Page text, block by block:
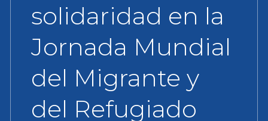
solidaridad en la
Jornada Mundial
del Migrante y
del Refugiado